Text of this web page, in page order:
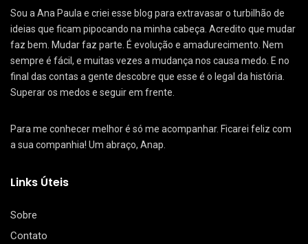
Sou a Ana Paula e criei esse blog para extravasar o turbilhão de
ideias que ficam pipocando na minha cabeça. Acredito que mudar
faz bem. Mudar faz parte. É evolução e amadurecimento. Nem
sempre é fácil, e muitas vezes a mudança nos causa medo. E no
final das contas a gente descobre que esse é o legal da história.
Superar os medos e seguir em frente.
Para me conhecer melhor é só me acompanhar. Ficarei feliz com
a sua companhia! Um abraço, Anap.
Links Úteis
Sobre
Contato